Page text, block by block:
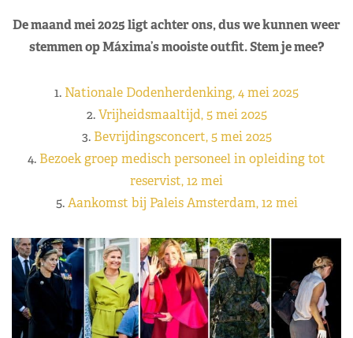
De maand mei 2025 ligt achter ons, dus we kunnen weer
stemmen op Máxima’s mooiste outfit. Stem je mee?
1. Nationale Dodenherdenking, 4 mei 2025
2.Vrijheidsmaaltijd, 5 mei 2025
3. Bevrijdingsconcert, 5 mei 2025
4. Bezoek groep medisch personeel in opleiding tot
reservist, 12 mei
5.Aankomst bij Paleis Amsterdam, 12 mei